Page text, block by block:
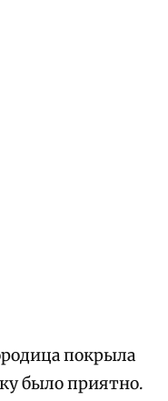
покрыла
было приятно.